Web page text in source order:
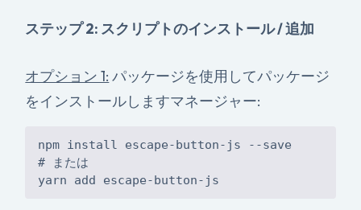
ステップ 2: スクリプトのインストール / 追加
オプション 1: パッケージを使用してパッケージ
をインストールしますマネージャー:
npm install escape-button-js --save
# または